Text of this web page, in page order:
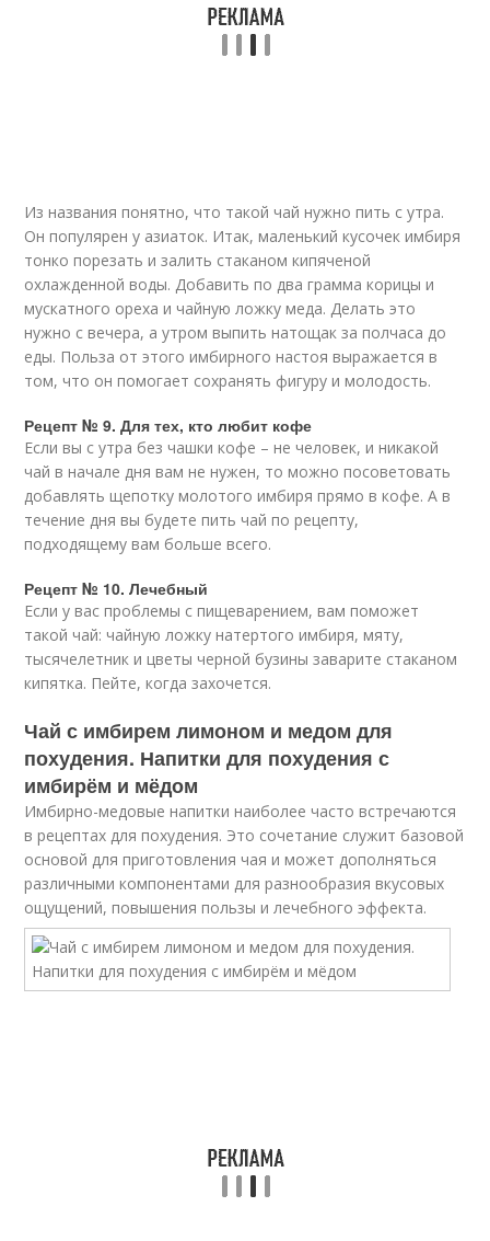
Из названия понятно, что такой чай нужно пить с утра.
Он популярен у азиаток. Итак, маленький кусочек имбиря
тонко порезать и залить стаканом кипяченой
охлажденной воды. Добавить по два грамма корицы и
мускатного ореха и чайную ложку меда. Делать это
нужно с вечера, а утром выпить натощак за полчаса до
еды. Польза от этого имбирного настоя выражается в
том, что он помогает сохранять фигуру и молодость.
Рецепт № 9. Для тех, кто любит кофе
Если вы с утра без чашки кофе – не человек, и никакой
чай в начале дня вам не нужен, то можно посоветовать
добавлять щепотку молотого имбиря прямо в кофе. А в
течение дня вы будете пить чай по рецепту,
подходящему вам больше всего.
Рецепт № 10. Лечебный
Если у вас проблемы с пищеварением, вам поможет
такой чай: чайную ложку натертого имбиря, мяту,
тысячелетник и цветы черной бузины заварите стаканом
кипятка. Пейте, когда захочется.
Чай с имбирем лимоном и медом для
похудения. Напитки для похудения с
имбирём и мёдом
Имбирно-медовые напитки наиболее часто встречаются
в рецептах для похудения. Это сочетание служит базовой
основой для приготовления чая и может дополняться
различными компонентами для разнообразия вкусовых
ощущений, повышения пользы и лечебного эффекта.